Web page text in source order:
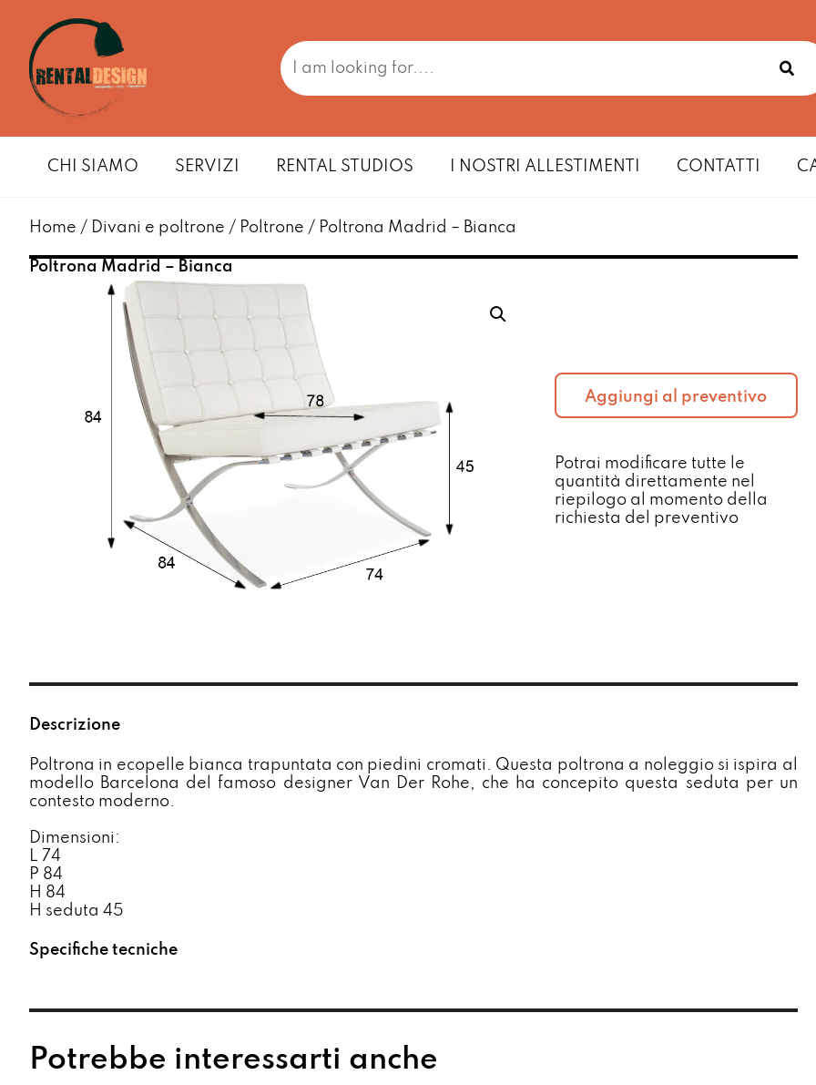
CHI SIAMO SERVIZI RENTAL STUDIOS I NOSTRI ALLESTIMENTI CONTATTI
Home / Divani e poltrone / Poltrone / Poltrona Madrid – Bianca
Poltrona Madrid – Bianca
Aggiungi al preventivo
Potrai modificare tutte le
quantità direttamente nel
riepilogo al momento della
richiesta del preventivo​
Descrizione
Poltrona in ecopelle bianca trapuntata con piedini cromati. Questa poltrona a noleggio si ispira al
modello Barcelona del famoso designer Van Der Rohe, che ha concepito questa seduta per un
contesto moderno.
Dimensioni:
L 74
P 84
H 84
H seduta 45
Specifiche tecniche
Potrebbe interessarti anche